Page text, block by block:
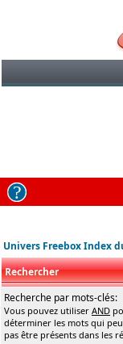
Univers Freebox Index
Rechercher
Recherche par mots-clés:
Vous pouvez utiliser AND
déterminer les mots qui
pas être présents dans les